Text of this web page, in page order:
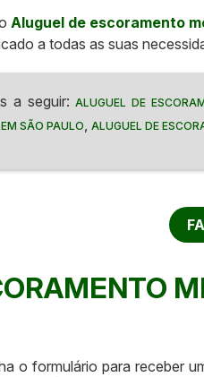
Aluguel de escoramento
a todas as suas
a seguir:ALUGUEL DE
SÃO PAULO, ALUGUEL DE
o formulário para receber